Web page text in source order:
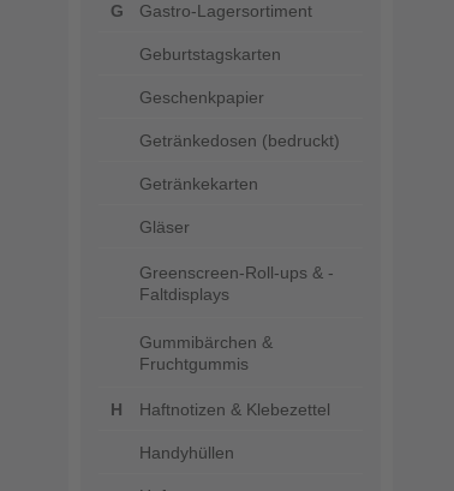
Gastro-Lagersortiment
Geburtstagskarten
Geschenkpapier
Getränkedosen (bedruckt)
Getränkekarten
Gläser
Greenscreen-Roll-ups & -
Faltdisplays
Gummibärchen &
Fruchtgummis
Haftnotizen & Klebezettel
Handyhüllen